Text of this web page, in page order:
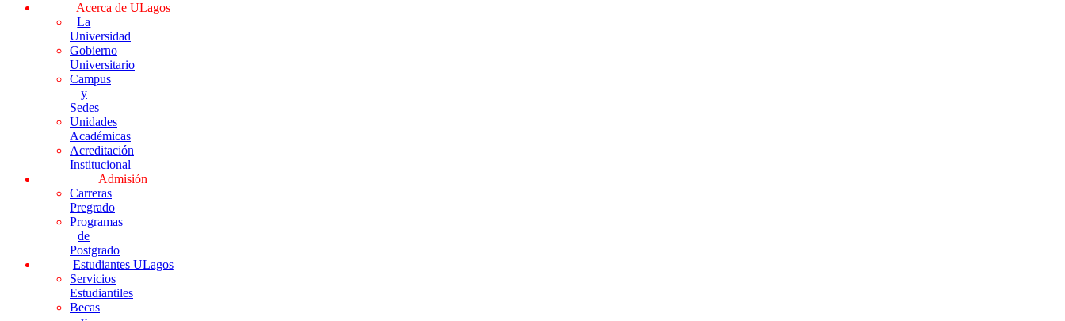
Acerca de ULagos
La
Universidad
Gobierno
Universitario
Campus
y
Sedes
Unidades
Académicas
Acreditación
Institucional
Admisión
Carreras
Pregrado
Programas
de
Postgrado
Estudiantes ULagos
Servicios
Estudiantiles
Becas